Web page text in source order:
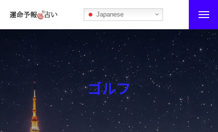
Japanese
運命予報占い
運命予報占いとは
あなたの所属部屋を探そう！
最恐の相性占い
ゴルフ